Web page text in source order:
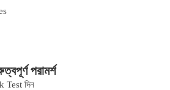
পরামর্শ
Test দিন